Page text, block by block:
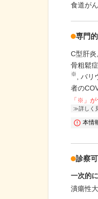
食道がん
専門
C型肝炎
骨粗鬆症
※ バリ
者の
「※」
詳しく
本情
診察
一次的
潰瘍性